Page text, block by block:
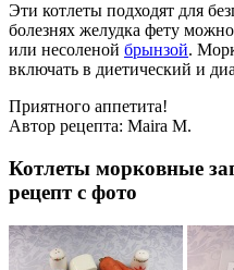
Эти котлеты подходят для
болезнях желудка фету
или несоленой брынзой.
включать в диетический и
Приятного аппетита!
Автор рецепта: Maira M.
Котлеты морковные
рецепт с фото